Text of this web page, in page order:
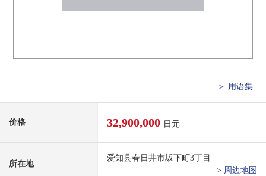
＞ 用语集
价格 32,900,000 日元
所在地
爱知县春日井市坂下町3丁目
> 周边地图